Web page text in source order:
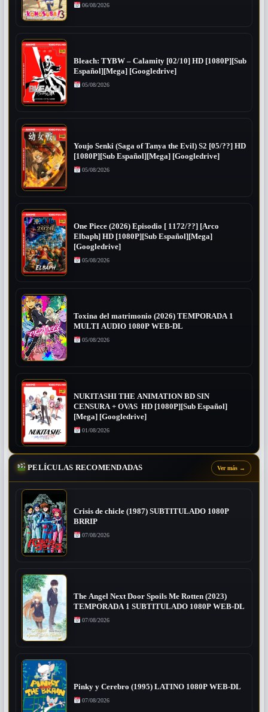
06/08/2026
Bleach: TYBW – Calamity [02/10] HD [1080P][Sub
Español][Mega] [Googledrive]
05/08/2026
Youjo Senki (Saga of Tanya the Evil) S2 [05/??] HD
[1080P][Sub Español][Mega] [Googledrive]
05/08/2026
One Piece (2026) Episodio [ 1172/??] [Arco
Elbaph] HD [1080P][Sub Español][Mega]
[Googledrive]
05/08/2026
Toxina del matrimonio (2026) TEMPORADA 1
MULTI AUDIO 1080P WEB-DL
05/08/2026
NUKITASHI THE ANIMATION BD SIN
CENSURA + OVAS HD [1080P][Sub Español]
[Mega] [Googledrive]
01/08/2026
PELÍCULAS RECOMENDADAS Ver más →
Crisis de chicle (1987) SUBTITULADO 1080P
BRRIP
07/08/2026
The Angel Next Door Spoils Me Rotten (2023)
TEMPORADA 1 SUBTITULADO 1080P WEB-DL
07/08/2026
Pinky y Cerebro (1995) LATINO 1080P WEB-DL
07/08/2026